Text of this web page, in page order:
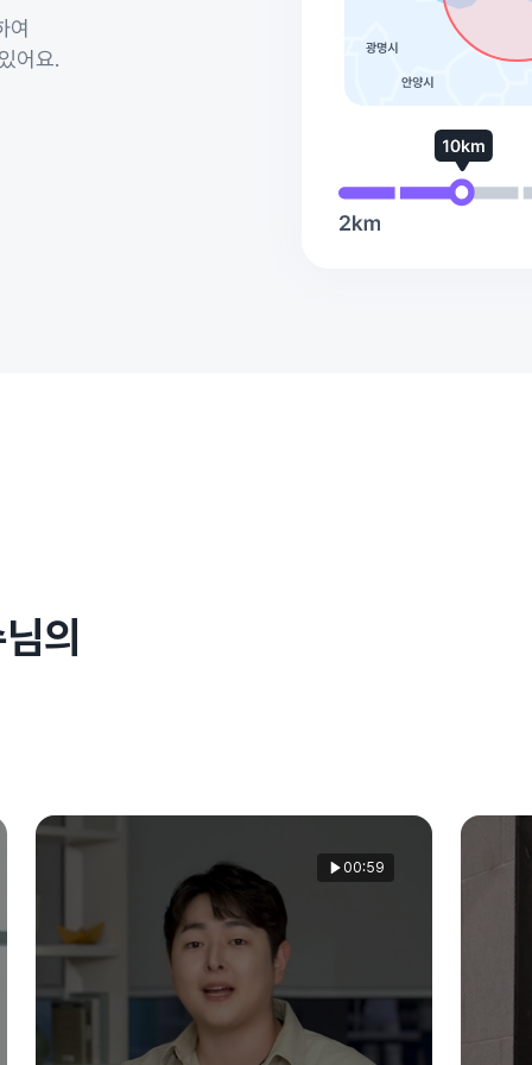
여
어요.
의
00:59